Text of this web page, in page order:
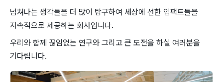
넘쳐나는 생각들을 더 많이 탐구하여 세상에 선한 임팩트들을
지속적으로 제공하는 회사입니다.
우리와 함께 끊임없는 연구와 그리고 큰 도전을 하실 여러분을
기다립니다.